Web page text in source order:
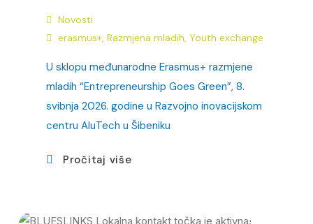
Novosti
erasmus+,Razmjena mladih,Youth exchange
U sklopu međunarodne Erasmus+ razmjene
mladih “Entrepreneurship Goes Green”, 8.
svibnja 2026. godine u Razvojno inovacijskom
centru AluTech u Šibeniku
Pročitaj više